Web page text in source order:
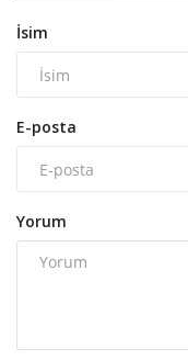
İsim
E-posta
Yorum